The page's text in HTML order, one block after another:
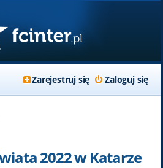
Zaloguj się
Zarejestruj się
2022 w Katarze